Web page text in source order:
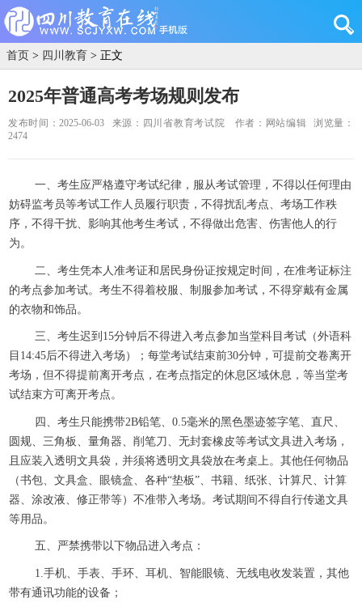
首页 > 四川教育 > 正文
2025年普通高考考场规则发布
发布时间：2025-06-03 来源：四川省教育考试院 作者：网站编辑
浏览量：
2474
一、考生应严格遵守考试纪律，服从考试管理，不得以任何理由
妨碍监考员等考试工作人员履行职责，不得扰乱考点、考场工作秩
序，不得干扰、影响其他考生考试，不得做出危害、伤害他人的行
为。
二、考生凭本人准考证和居民身份证按规定时间，在准考证标注
的考点参加考试。考生不得着校服、制服参加考试，不得穿戴有金属
的衣物和饰品。
三、考生迟到15分钟后不得进入考点参加当堂科目考试（外语科
目14:45后不得进入考场）；每堂考试结束前30分钟，可提前交卷离开
考场，但不得提前离开考点，在考点指定的休息区域休息，等当堂考
试结束方可离开考点。
四、考生只能携带2B铅笔、0.5毫米的黑色墨迹签字笔、直尺、
圆规、三角板、量角器、削笔刀、无封套橡皮等考试文具进入考场，
且应装入透明文具袋，并须将透明文具袋放在考桌上。其他任何物品
（书包、文具盒、眼镜盒、各种“垫板”、书籍、纸张、计算尺、计算
器、涂改液、修正带等）不准带入考场。考试期间不得自行传递文具
等用品。
五、严禁携带以下物品进入考点：
1.手机、手表、手环、耳机、智能眼镜、无线电收发装置，其他
带有通讯功能的设备；